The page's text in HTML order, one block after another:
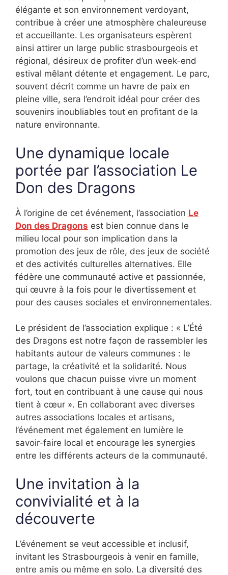
élégante et son environnement verdoyant,
contribue à créer une atmosphère chaleureuse
et accueillante. Les organisateurs espèrent
ainsi attirer un large public strasbourgeois et
régional, désireux de profiter d’un week-end
estival mêlant détente et engagement. Le parc,
souvent décrit comme un havre de paix en
pleine ville, sera l’endroit idéal pour créer des
souvenirs inoubliables tout en profitant de la
nature environnante.
Une dynamique locale
portée par l’association Le
Don des Dragons
À l’origine de cet événement, l’association Le
Don des Dragons est bien connue dans le
milieu local pour son implication dans la
promotion des jeux de rôle, des jeux de société
et des activités culturelles alternatives. Elle
fédère une communauté active et passionnée,
qui œuvre à la fois pour le divertissement et
pour des causes sociales et environnementales.
Le président de l’association explique : « L’Été
des Dragons est notre façon de rassembler les
habitants autour de valeurs communes : le
partage, la créativité et la solidarité. Nous
voulons que chacun puisse vivre un moment
fort, tout en contribuant à une cause qui nous
tient à cœur ». En collaborant avec diverses
autres associations locales et artisans,
l’événement met également en lumière le
savoir-faire local et encourage les synergies
entre les différents acteurs de la communauté.
Une invitation à la
convivialité et à la
découverte
L’événement se veut accessible et inclusif,
invitant les Strasbourgeois à venir en famille,
entre amis ou même en solo. La diversité des